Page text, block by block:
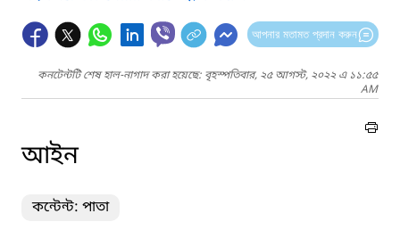
আপনার মতামত প্রদান করুন
কনটেন্টটি শেষ হাল-নাগাদ করা হয়েছে: বৃহস্পতিবার, ২৫ আগস্ট, ২০২২ এ ১১:৫৫
AM
আইন
কন্টেন্ট: পাতা